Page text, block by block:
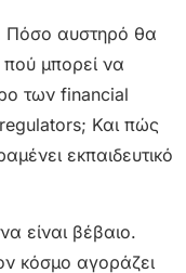
Πόσο αυστηρό θα
πού μπορεί να
των financial
Και πώς
εκπαιδευτικό
είναι βέβαιο.
κόσμο αγοράζει